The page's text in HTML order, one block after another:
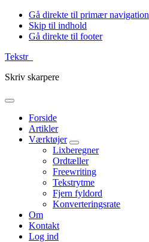
Gå direkte til primær navigation
Skip til indhold
Gå direkte til footer
Tekstr_
Skriv skarpere
Forside
Artikler
Værktøjer
Lixberegner
Ordtæller
Freewriting
Tekstrytme
Fjern fyldord
Konverteringsrate
Om
Kontakt
Log ind